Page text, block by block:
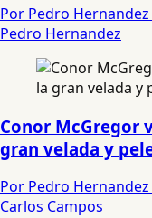
Por Pedro Hernandez
Pedro Hernandez
Conor McGregor
gran velada y
Por Pedro Hernandez
Carlos Campos